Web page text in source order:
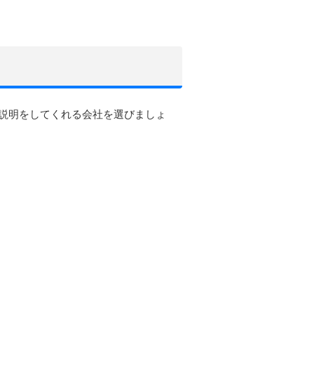
明をしてくれる会社を選びましょ